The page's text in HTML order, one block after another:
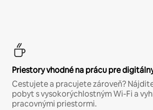
Priestory vhodné na prácu pre
Cestujete a pracujete zároveň?
pobyt s vysokorýchlostným Wi-Fi a
pracovnými priestormi.